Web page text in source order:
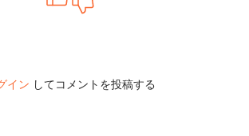
イン してコメントを投稿する